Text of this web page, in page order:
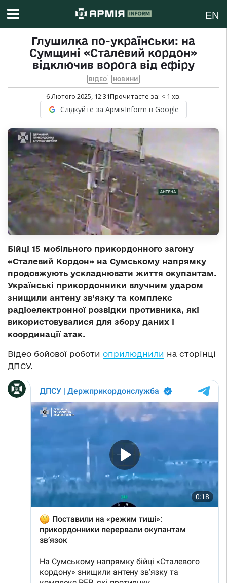
EN
Глушилка по-українськи: на
Сумщині «Сталевий кордон»
відключив ворога від ефіру
ВІДЕО НОВИНИ
6 Лютого 2025, 12:31Прочитаєте за: < 1 хв.
Слідкуйте за АрміяInform в Google
Бійці 15 мобільного прикордонного загону
«Сталевий Кордон» на Сумському напрямку
продовжують ускладнювати життя окупантам.
Українські прикордонники влучним ударом
знищили антену зв’язку та комплекс
радіоелектронної розвідки противника, які
використовувалися для збору даних і
координації атак.
Відео бойової роботи оприлюднили на сторінці
ДПСУ.